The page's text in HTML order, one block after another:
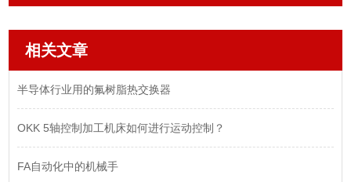
相关文章
半导体行业用的氟树脂热交换器
OKK 5轴控制加工机床如何进行运动控制？
FA自动化中的机械手